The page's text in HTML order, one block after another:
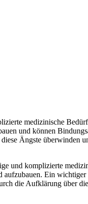
medizinische
und können
Ängste überwinden
und komplizierte
Ein
die Aufklärung über